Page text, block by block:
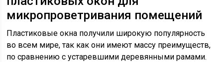
микропроветривания помещений
Пластиковые окна получили широкую популярность
во всем мире, так как они имеют массу преимуществ,
по сравнению с устаревшими деревянными рамами.